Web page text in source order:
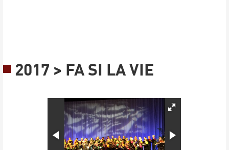
2017 > FA SI LA VIE